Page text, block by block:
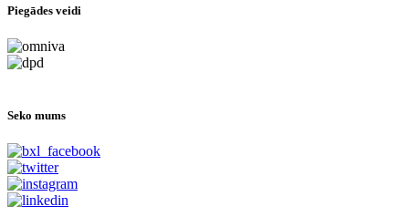
Piegādes veidi
Seko mums